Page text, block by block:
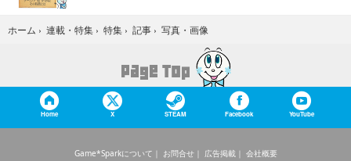
ホーム › 連載・特集 › 特集 › 記事 › 写真・画像
Home X STEAM Facebook YouTube
Game*Sparkについて お問合せ 広告掲載 会社概要